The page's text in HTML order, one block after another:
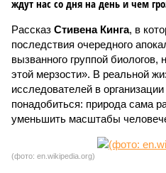
ждут нас со дня на день и чем
Рассказ Стивена Кинга, в
последствия очередного
вызванного группой
этой мерзости». В реальной
исследователей в
понадобиться: природа сама
уменьшить масштабы
(фото: en.wikipedia.org)